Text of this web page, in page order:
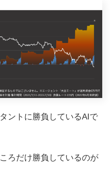
ントに勝負しているAIで
ろだけ勝負しているのが